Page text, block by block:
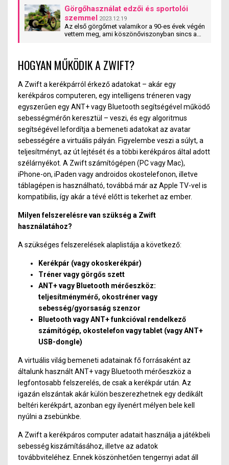
Görgőhasználat edzői és sportolói
szemmel 2023.12.19
Az első görgőmet valamikor a 90-es évek végén
vettem meg, ami köszönőviszonyban sincs a
görgők is elképesztő evolúción mentek át.
Tippünk: görgőhasználat edzői és sportolói
szemmel
HOGYAN MŰKÖDIK A ZWIFT?
A Zwift a kerékpárról érkező adatokat – akár egy
kerékpáros computeren, egy intelligens tréneren vagy
egyszerűen egy ANT+ vagy Bluetooth segítségével működő
sebességmérőn keresztül – veszi, és egy algoritmus
segítségével lefordítja a bemeneti adatokat az avatar
sebességére a virtuális pályán. Figyelembe veszi a súlyt, a
teljesítményt, az út lejtését és a többi kerékpáros által adott
szélárnyékot. A Zwiftszámítógépen (PC vagy Mac),
iPhone-on, iPaden vagyandroidos okostelefonon, illetve
táblagépen is használható, továbbá már az Apple TV-vel is
kompatibilis, így akár a tévé előtt is tekerhet az ember.
Milyen felszerelésre van szükség a Zwift
használatához?
A szükséges felszerelések alaplistája a következő:
Kerékpár (vagy okoskerékpár)
Tréner vagy görgős szett
AN T+ vagy Bluetooth mérőeszköz:
teljesítménymérő, okostréner vagy
sebesség/gyorsaság szenzor
Bluetooth vagy ANT+ funkcióval rendelkező
számítógép, okostelefon vagy tablet (vagy ANT+
USB-dongle)
A virtuális világ bemeneti adatainak fő forrásaként az
általunk használt ANT+ vagy Bluetooth mérőeszköz a
legfontosabb felszerelés, de csak a kerékpár után. Az
igazán elszántak akár külön beszerezhetnek egy dedikált
beltéri kerékpárt, azonban egy ilyenért mélyen bele kell
nyúlni a zsebünkbe.
A Zwift a kerékpáros computer adatait használja a játékbeli
sebesség kiszámításához, illetve az adatok
továbbviteléhez. Ennek köszönhetően tengernyi adat áll